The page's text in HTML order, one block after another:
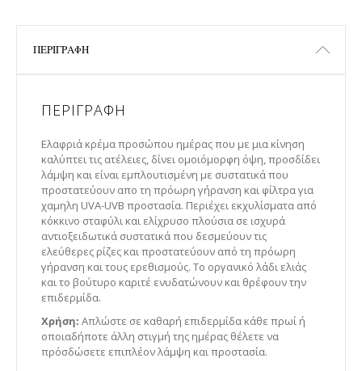
ΠΕΡΙΓΡΑΦΉ
ΠΕΡΙΓΡΑΦΉ
Ελαφριά κρέμα προσώπου ημέρας που με μια κίνηση
καλύπτει τις ατέλειες, δίνει ομοιόμορφη όψη, προσδίδει
λάμψη και είναι εμπλουτισμένη με συστατικά που
προστατεύουν απο τη πρόωρη γήρανση και φίλτρα για
χαμηλη UVA-­UVB προστασία. Περιέχει εκχυλίσματα από
κόκκινο σταφύλι και ελίχρυσο πλούσια σε ισχυρά
αντιοξειδωτικά συστατικά που δεσμεύουν τις
ελεύθερες ρίζες και προστατεύουν από τη πρόωρη
γήρανση και τους ερεθισμούς. Το οργανικό λάδι ελιάς
και το βούτυρο καριτέ ενυδατώνουν και θρέφουν την
επιδερμίδα.
Χρήση: Απλώστε σε καθαρή επιδερμίδα κάθε πρωί ή
οποιαδήποτε άλλη στιγμή της ημέρας θέλετε να
πρόσδώσετε επιπλέον λάμψη και προστασία.